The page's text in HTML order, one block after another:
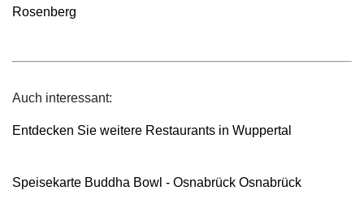
Rosenberg
Auch interessant:
Entdecken Sie weitere Restaurants in Wuppertal
Speisekarte Buddha Bowl - Osnabrück Osnabrück